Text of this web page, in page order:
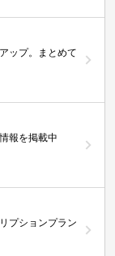
ップ。まとめて
報を掲載中
プションプラン